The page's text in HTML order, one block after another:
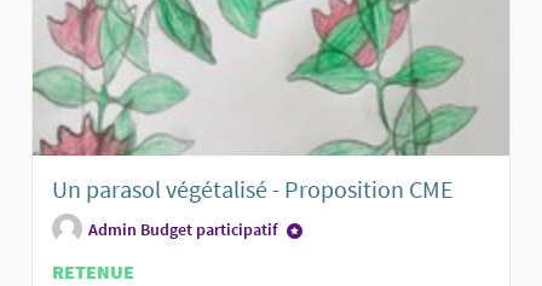
Un parasol végétalisé - Proposition CME
Admin Budget participatif
RETENUE